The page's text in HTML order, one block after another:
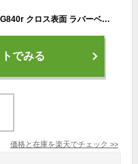
Logicool G XLゲーミングマウスパッド G840r クロス表面 ラバーベース 特大 ワイドサイズ 3mm厚 国内正規品 1年間無償保証
でみる
価格と在庫を楽天でチェック >>